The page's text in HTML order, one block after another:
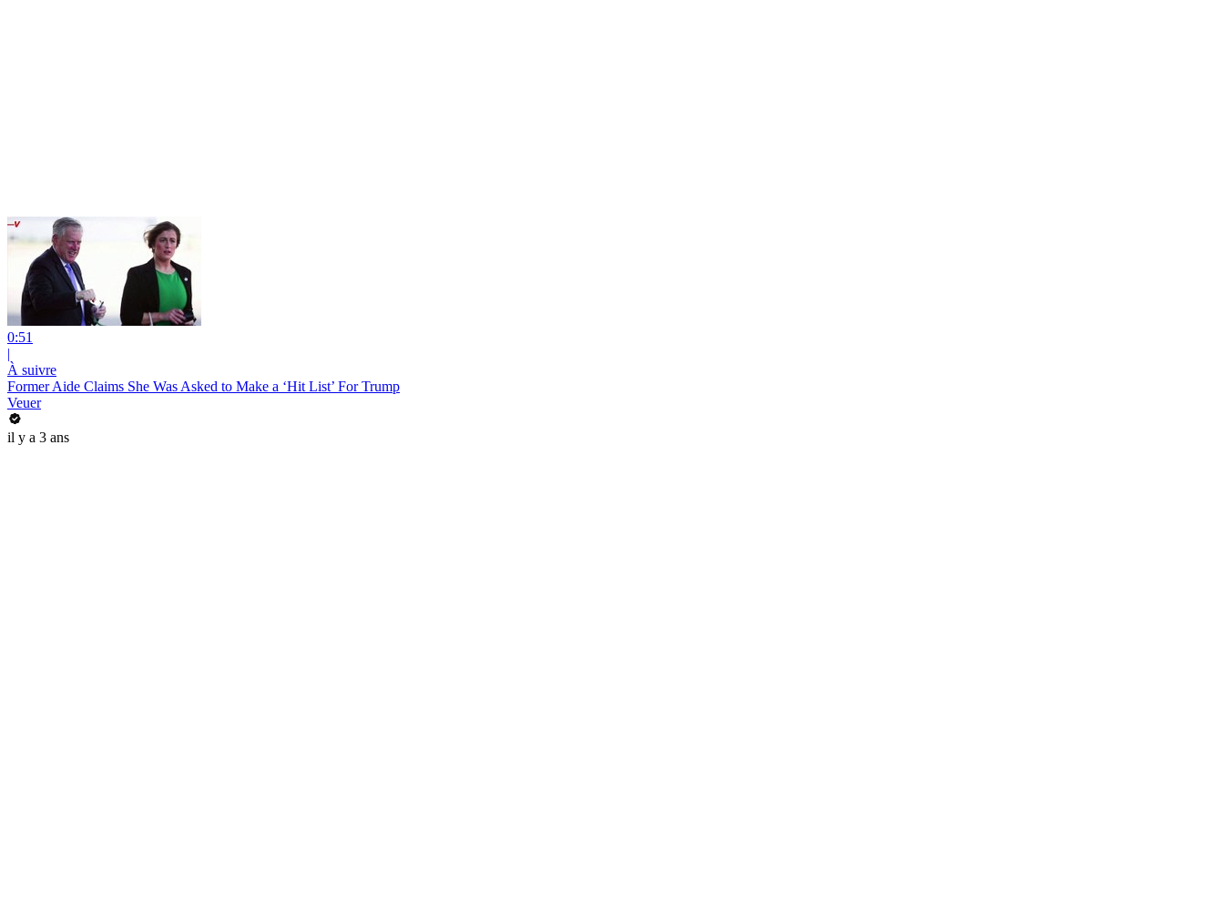
0:51
|
À suivre
Former Aide Claims She Was Asked to Make a ‘Hit List’ For Trump
Veuer
il y a 3 ans